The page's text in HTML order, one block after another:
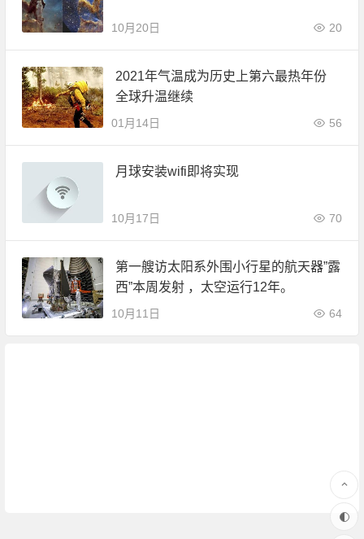
10月20日 20
2021年气温成为历史上第六最热年份
全球升温继续
01月14日 56
月球安装wifi即将实现
10月17日 70
第一艘访太阳系外围小行星的航天器”露
西”本周发射 ，太空运行12年。
10月11日 64